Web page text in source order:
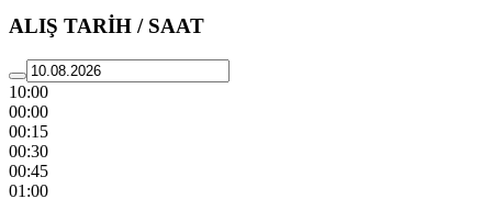
ALIŞ TARİH / SAAT
10:00
00:00
00:15
00:30
00:45
01:00